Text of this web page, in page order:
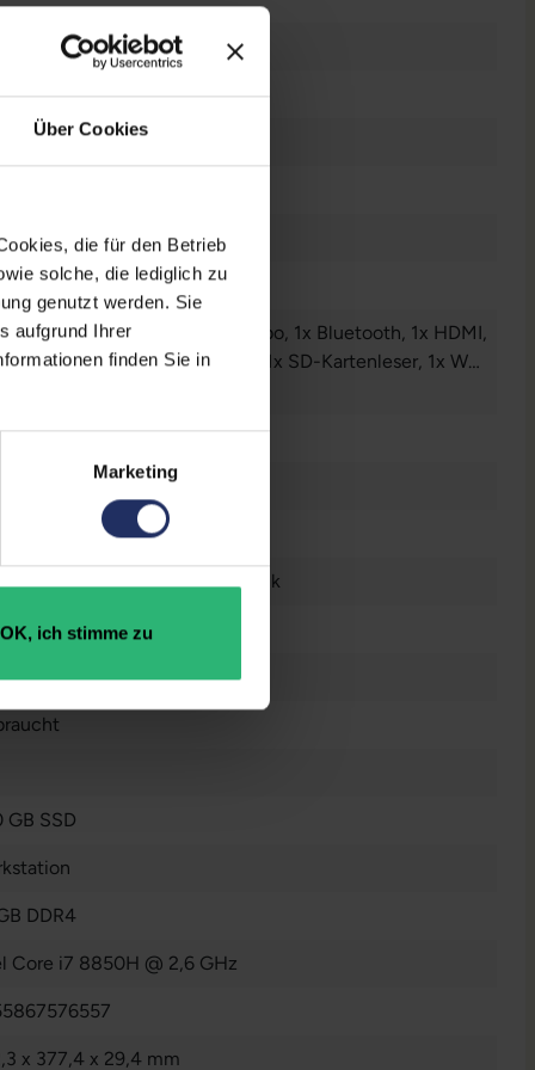
Über Cookies
die für den Betrieb
solche, die lediglich zu
genutzt werden. Sie
aufgrund Ihrer
finden Sie in
Marketing
OK, ich stimme zu
P1000
11 Professional
/ Mikrofon - 3.5 mm Combo, 1x Bluetooth, 1x HDMI,
RJ-45, 1x Mini DisplayPort , 1x SD-Kartenleser, 1x W-
Zoll
x 1080 FHD
(QWERTZ) mit Ziffernblock
GDDR5
GB SSD
DDR4
Core i7 8850H @ 2,6 GHz
x 377,4 x 29,4 mm